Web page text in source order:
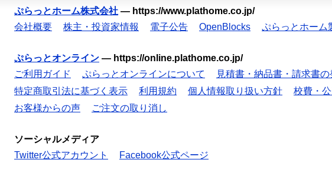
ぷらっとホーム株式会社 — https://www.plathome.co.jp/
会社概要
株主・投資家情報 電子公告 OpenBlocks ぷらっとホーム
ぷらっとオンライン — https://online.plathome.co.jp/
ご利用ガイド
ぷらっとオンラインについて 見積書・納品書・請求書
特定商取引法に基づく表示
利用規約 個人情報取り扱い方針 校費・
お客様からの声
ご注文の取り消し
ソーシャルメディア
Twitter公式アカウント
Facebook公式ページ